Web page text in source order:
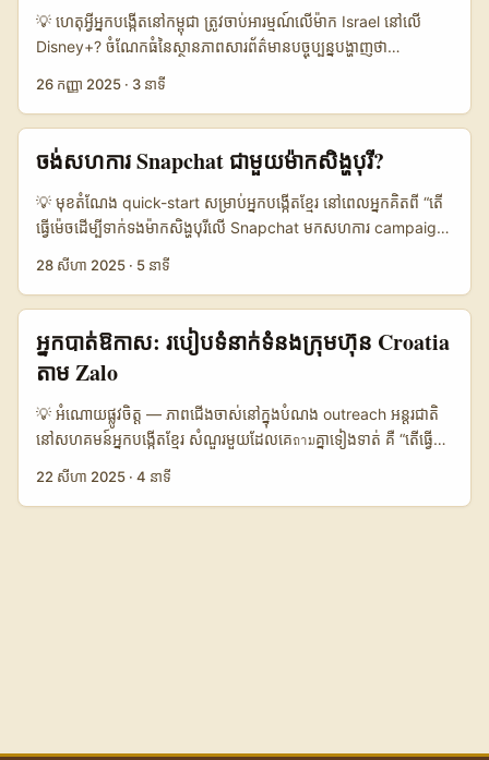
Céline Derian និង Florence Trouche សម្រាប់ Netflix)។ សម្រាប់
អ្នកចង់ឲ្យម៉ាក Lithuania ជួយ promote កម្មវិធី wellness របស់អ្នក
របៀបប្រកបដូចម្ដេច? អត្ថបទនេះផ្តល់ជំហាន عملي, យុទ្ធសាស្រ្ត
creatives, និងសាច់ប្រាក់ដែលត្រូវរៀបចំ ដើម្បីជួយអ្នកចាប់ដៃគូការងារ
ជាមួយម៉ាក Lithuania តាមช่องផ្លូវ Netflix/entertainment
💡 ហេតុអ្វីអ្នកបង្កើតនៅកម្ពុជា ត្រូវចាប់អារម្មណ៍លើម៉ាក Israel នៅលើ
Disney+? ចំណែកធំនៃស្ថានភាពសារព័ត៌មានបច្ចុប្បន្នបង្ហាញថា
ពេល Disney+ កំពុងបញ្ចូល Hulu រួមនឹង content hubs (ប្រភព:
brand ក៏ចង់ស្វែងរក influencer ទូទៅលើ platform ជាច្រើនប្រភេទ
ដើម្បីជ្រាបសេវា និងលើកកម្ពស់ទម្លាប់សុខភាពបែបថ្មី។ សម្រាប់អ្នកបង្កើតខ្មែរ
ដែលចង់ផ្តល់ value និងចូលជាមួយម៉ាក Israel នៅលើ Disney+ — មិន
គ្រាន់តែផ្ញើ DM ទេ។ អ្នកត្រូវស្គាល់ ecosystem: content hubs,
ដូចជាការបញ្ចូល Hulu ទុកក្នុង account ទូទាំងតំបន់)។ បន្ថែមទៀត, ផ្នែក
influencer programs ទាក់ទងនឹង AI និង automation កំពុងផ្លាស់ប្តូរ
អំពី AI-driven influencer programs ដែលលើកឡើងពីអត្ថប្រយោជន៍
និងហានិភ័យសេដ្ឋកិច្ចនៃជម្រើសបែបនេះ។ ...
26 កញ្ញា 2025 · 3 នាទី
ចង់សហការ Snapchat ជាមួយម៉ាក​សិង្ហបុរី?
💡 មុខតំណែង quick-start សម្រាប់អ្នក​បង្កើត​ខ្មែរ នៅពេលអ្នកគិតពី “តើ
ធ្វើម៉េចដើម្បីទាក់ទងម៉ាក​សិង្ហបុរីលើ Snapchat មកសហការ campaign
សូម្បីតែល្អក្នុង 48 ម៉ោងដើម្បីទទួលឱកាសពេញទំហឹង។ សង្ខេបខ្លី៖ - ចង់
targeted — ចេះចែកចំណែកម៉ាកដែលមាន interest ទៅនឹង
wellness, spa, boutique fitness, nutraceuticals, និង B2B
DMCs (Destination Management Companies) ដែលធ្វើ deal
ជាមួយ travel agents និង travel trade។ - មាន social proof —
បង្ហាញ case study ឬ micro-campaign results (reach, swipe-
ups, conversions) ។ - ចេះប្រើ tools — Snapchat public
profile, Spotlight clips, AR Lens samples, និង Snap Ads
28 សីហា 2025 · 5 នាទី
អ្នកបាត់ឱកាស: របៀបទំនាក់ទំនងក្រុមហ៊ុន Croatia
តាម Zalo
💡 អំណោយផ្លូវចិត្ត — ភាពជើងចាស់នៅក្នុងបំណង outreach អន្ដរជាតិ
នៅសហគមន៍អ្នកបង្កើតខ្មែរ សំណួរមួយដែលគេถามគ្នាទៀងទាត់ គឺ “តើធ្វើដូច
22 សីហា 2025 · 4 នាទី